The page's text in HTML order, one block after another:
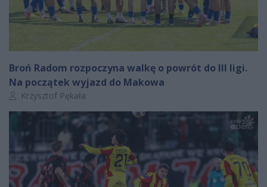
Broń Radom rozpoczyna walkę o powrót do III ligi.
Na początek wyjazd do Makowa
Autor artykułu:
Krzysztof Pękała